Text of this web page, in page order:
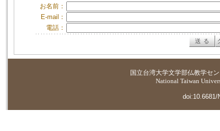
お名前：
E-mail：
電話：
国立台湾大学文学部仏教学セ
National Taiwan
doi:10.6681/